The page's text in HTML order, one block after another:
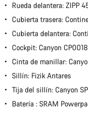
Rueda delantera: ZIPP
Cubierta trasera:
Cubierta delantera:
Cockpit: Canyon
Cinta de manillar:
Sillín: Fizik Antares
Tija del sillín: Canyon
Batería : SRAM